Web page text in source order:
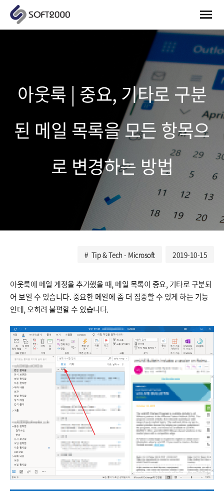
아웃룩 | 중요, 기타로 구분
된 메일 목록을 모든 항목으
로 변경하는 방법
Tip & Tech - Microsoft 2019-10-15
아웃룩에 메일 계정을 추가했을 때, 메일 목록이 중요, 기타로 구분되
어 보일 수 있습니다. 중요한 메일에 좀 더 집중할 수 있게 하는 기능
인데, 오히려 불편할 수 있습니다.